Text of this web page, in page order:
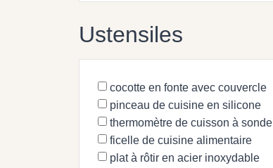
Ustensiles
cocotte en fonte avec couvercle
pinceau de cuisine en silicone
thermomètre de cuisson à sonde
ficelle de cuisine alimentaire
plat à rôtir en acier inoxydable